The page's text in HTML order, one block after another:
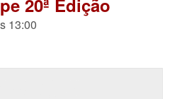
20ª Edição
13:00